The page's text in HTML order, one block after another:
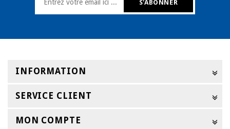
INFORMATION
SERVICE CLIENT
MON COMPTE